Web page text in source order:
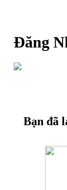
Đăng
Bạn đã